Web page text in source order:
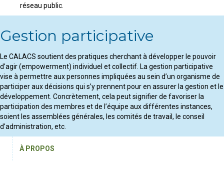
réseau public.
Gestion participative
Le CALACS soutient des pratiques cherchant à développer le pouvoir
d’agir (empowerment) individuel et collectif. La gestion participative
vise à permettre aux personnes impliquées au sein d’un organisme de
participer aux décisions qui s’y prennent pour en assurer la gestion et le
développement. Concrètement, cela peut signifier de favoriser la
participation des membres et de l’équipe aux différentes instances,
soient les assemblées générales, les comités de travail, le conseil
d’administration, etc.
À PROPOS